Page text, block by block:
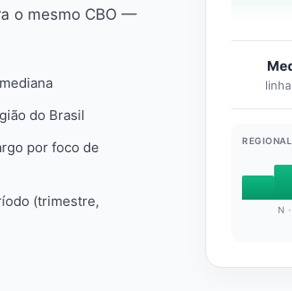
o mesmo CBO —
do Brasil
por foco de
(trimestre,
N